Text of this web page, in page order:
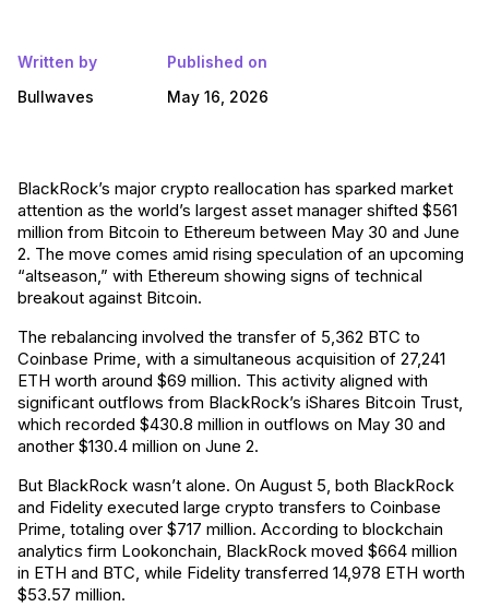
Written by
Bullwaves
Published on
May 16, 2026
BlackRock’s major crypto reallocation has sparked market
attention as the world’s largest asset manager shifted $561
million from Bitcoin to Ethereum between May 30 and June
2. The move comes amid rising speculation of an upcoming
“altseason,” with Ethereum showing signs of technical
breakout against Bitcoin.
The rebalancing involved the transfer of 5,362 BTC to
Coinbase Prime, with a simultaneous acquisition of 27,241
ETH worth around $69 million. This activity aligned with
significant outflows from BlackRock’s iShares Bitcoin Trust,
which recorded $430.8 million in outflows on May 30 and
another $130.4 million on June 2.
But BlackRock wasn’t alone. On August 5, both BlackRock
and Fidelity executed large crypto transfers to Coinbase
Prime, totaling over $717 million. According to blockchain
analytics firm Lookonchain, BlackRock moved $664 million
in ETH and BTC, while Fidelity transferred 14,978 ETH worth
$53.57 million.